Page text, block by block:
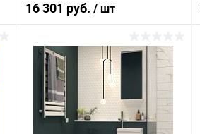
16 301 руб. / шт
В корзину
Купить в 1 клик Сравнение
Под заказ